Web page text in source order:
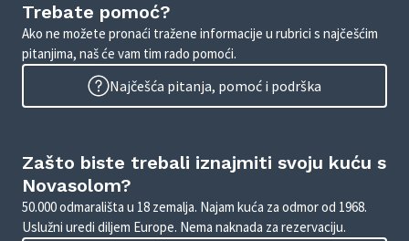
Trebate pomoć?
Ako ne možete pronaći tražene informacije u rubrici s najčešćim
pitanjima, naš će vam tim rado pomoći.
Najčešća pitanja, pomoć i podrška
Zašto biste trebali iznajmiti svoju kuću s
Novasolom?
50.000 odmarališta u 18 zemalja. Najam kuća za odmor od 1968.
Uslužni uredi diljem Europe. Nema naknada za rezervaciju.